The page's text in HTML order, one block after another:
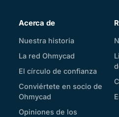
Acerca de
Nuestra historia
La red Ohmycad
El círculo de confianza
Conviértete en socio de
Ohmycad
Opiniones de los